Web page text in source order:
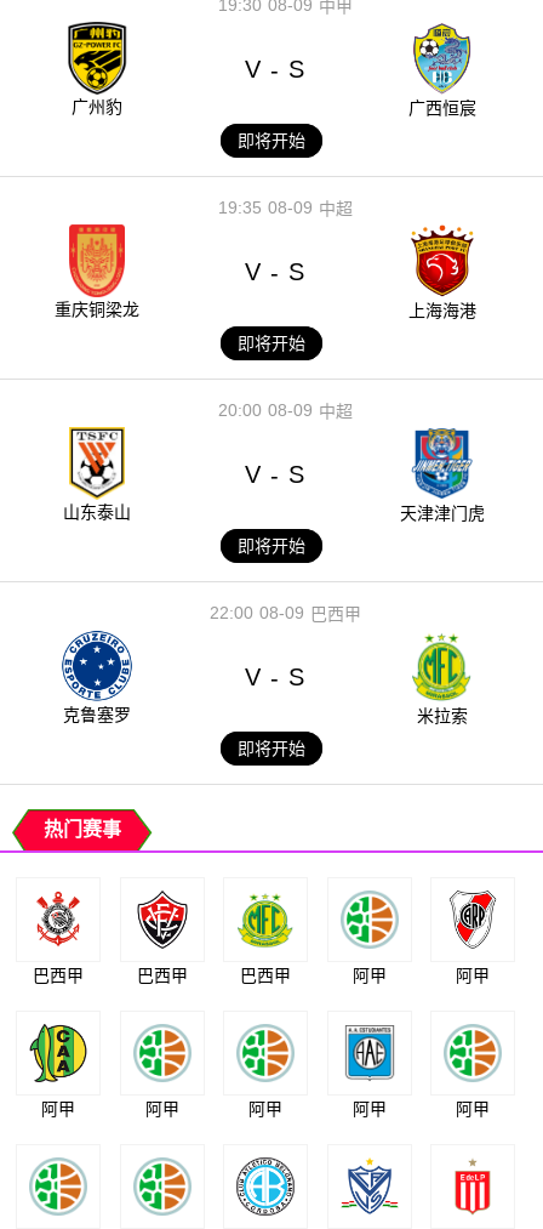
08-09
19:30 中甲
广州豹
V - S
广西恒宸
即将开始
08-09
19:35 中超
重庆铜梁龙
V - S
上海海港
即将开始
08-09
20:00 中超
山东泰山
V - S
天津津门虎
即将开始
08-09
22:00 巴西甲
克鲁塞罗
V - S
米拉索
即将开始
热门赛事
巴西甲 巴西甲 巴西甲 阿甲 阿甲
阿甲 阿甲 阿甲 阿甲 阿甲